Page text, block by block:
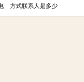
方式联系人是多少